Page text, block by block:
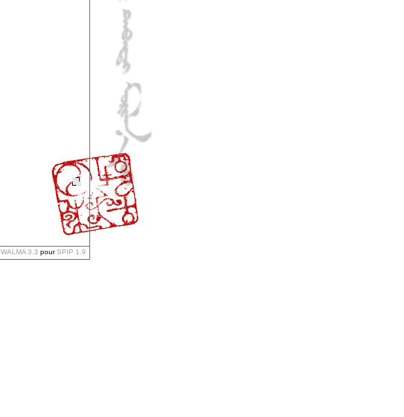
WALMA 3.3 pourSPIP 1.9